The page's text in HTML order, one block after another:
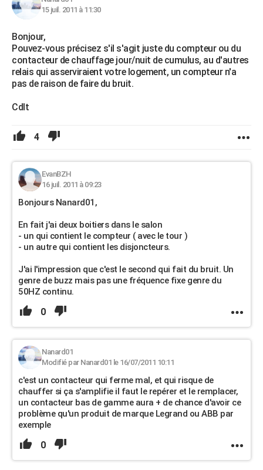
15 juil. 2011 à 11:30
Bonjour,
Pouvez-vous précisez s'il s'agit juste du compteur ou du
contacteur de chauffage jour/nuit de cumulus, au d'autres
relais qui asserviraient votre logement, un compteur n'a
pas de raison de faire du bruit.
Cdlt
4
EvanBZH
16 juil. 2011 à 09:23
Bonjours Nanard01,
En fait j'ai deux boitiers dans le salon
- un qui contient le compteur ( avec le tour )
- un autre qui contient les disjoncteurs.
J'ai l'impression que c'est le second qui fait du bruit. Un
genre de buzz mais pas une fréquence fixe genre du
50HZ continu.
0
Nanard01
Modifié par Nanard01 le 16/07/2011 10:11
c'est un contacteur qui ferme mal, et qui risque de
chauffer si ça s'amplifie il faut le repérer et le remplacer,
un contacteur bas de gamme aura + de chance d'avoir ce
problème qu'un produit de marque Legrand ou ABB par
exemple
0